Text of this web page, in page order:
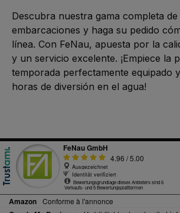
Descubra nuestra gama completa
embarcaciones y haga su pedido
línea. Con FeNau, apuesta por la
y un servicio excelente. ¡Empiece la
temporada perfectamente equipado
horas de diversión en el agua!